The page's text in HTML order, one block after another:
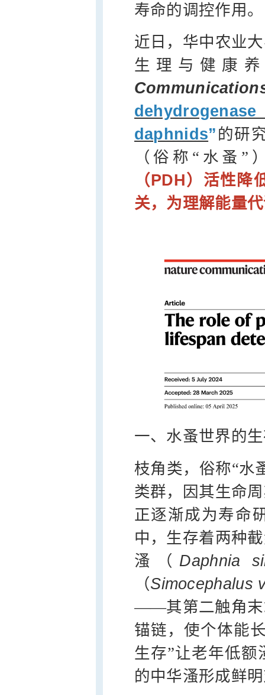
寿命的调控作用。
近日，华中农业
生理与健康
daphnids” 的研
（俗称“水蚤”
（PDH）活性
关，为理解能量
一、水蚤世界的
枝角类，俗称“水
类群，因其生命
正逐渐成为寿命
中，生存着两种
溞（ Daphnia
（Simocephalus
——其第二触角末
锚链，使个体能
生存”让老年低额
的中华溞形成鲜